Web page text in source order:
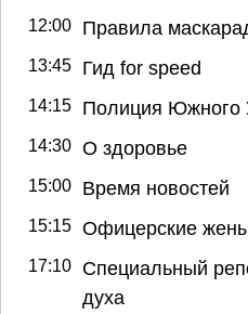
12:00 Правила
13:45 Гид for speed
14:15 Полиция Южного
14:30 О здоровье
15:00 Время новостей
15:15 Офицерские
17:10
Специальный
духа